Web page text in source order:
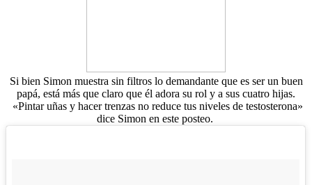
Si bien Simon muestra sin filtros lo demandante que es ser un buen
papá, está más que claro que él adora su rol y a sus cuatro hijas.
«Pintar uñas y hacer trenzas no reduce tus niveles de testosterona»
dice Simon en este posteo.